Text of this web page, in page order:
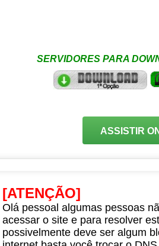
SERVIDORES PARA
ASSISTIR
[ATENÇÃO]
Olá pessoal algumas pessoas
acessar o site e para resolver
possivelmente deve ser algum